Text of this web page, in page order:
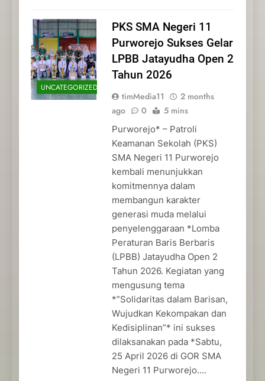
UNCATEGORIZED
PKS SMA Negeri 11
Purworejo Sukses Gelar
LPBB Jatayudha Open 2
Tahun 2026
timMedia11
2 months
ago
0 5 mins
Purworejo* – Patroli
Keamanan Sekolah (PKS)
SMA Negeri 11 Purworejo
kembali menunjukkan
komitmennya dalam
membangun karakter
generasi muda melalui
penyelenggaraan *Lomba
Peraturan Baris Berbaris
(LPBB) Jatayudha Open 2
Tahun 2026. Kegiatan yang
mengusung tema
*”Solidaritas dalam Barisan,
Wujudkan Kekompakan dan
Kedisiplinan”* ini sukses
dilaksanakan pada *Sabtu,
25 April 2026 di GOR SMA
Negeri 11 Purworejo….